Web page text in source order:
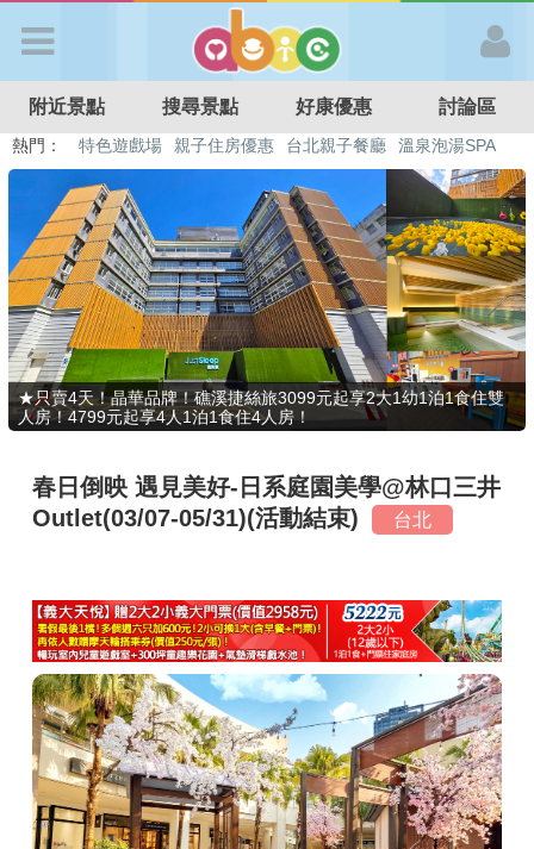
APP登入
首 頁
搜尋景點
好康優惠
最新消息
最新留言
推薦景點
討論區
聯絡我們
附近景點 搜尋景點 好康優惠 討論區
熱門： 特色遊戲場 親子住房優惠 台北親子餐廳
溫泉泡湯SPA
溜滑梯民宿
觀光工廠 DIY摘果 日本親子景點
★只賣4天！晶華品牌！礁溪捷絲旅3099元起享2大1幼1泊1食住雙
人房！4799元起享4人1泊1食住4人房！
春日倒映 遇見美好-日系庭園美學@林口三井
Outlet(03/07-05/31)(活動結束)
台北